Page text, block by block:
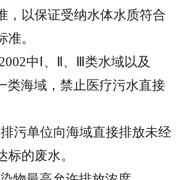
，以保证受纳水体水质符合
。
中Ⅰ、Ⅱ、Ⅲ类水域以及
类海域，禁止医疗污水直接
污单位向海域直接排放未经
标的废水。